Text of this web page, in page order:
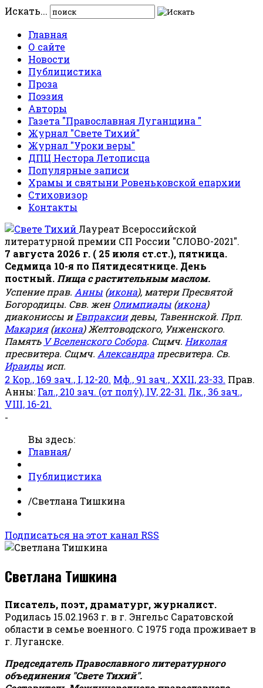
Искать...
Главная
О сайте
Новости
Публицистика
Проза
Поэзия
Авторы
Газета "Православная Луганщина "
Журнал "Свете Тихий"
Журнал "Уроки веры"
ДПЦ Нестора Летописца
Популярные записи
Храмы и святыни Ровеньковской епархии
Стиховизор
Контакты
Лауреат Всероссийской
литературной премии СП России "СЛОВО-2021".
7 августа 2026 г. ( 25 июля ст.ст.), пятница.
Седмица 10-я по Пятидесятнице. День
постный. Пища с растительным маслом.
Успение прав. Анны (икона), матери Пресвятой
Богородицы. Свв. женОлимпиады (икона)
диакониссы иЕвпраксиидевы, Тавеннской. Прп.
Макария(икона) Желтоводского, Унженского.
Память V Вселенского Собора. Сщмч. Николая
пресвитера. Сщмч. Александра пресвитера. Св.
Ираиды исп.
2 Кор., 169 зач., I, 12-20. Мф., 91 зач., XXII, 23-33. Прав.
Анны: Гал., 210 зач. (от полу́), IV, 22-31. Лк., 36 зач.,
VIII, 16-21.
-
Вы здесь:
Главная/
Публицистика
/Светлана Тишкина
Подписаться на этот канал RSS
Светлана Тишкина
Писатель, поэт, драматург, журналист.
Родилась 15.02.1963 г. в г. Энгельс Саратовской
области в семье военного. С 1975 года проживает в
г. Луганске.
Председатель Православного литературного
объединения "Свете Тихий".